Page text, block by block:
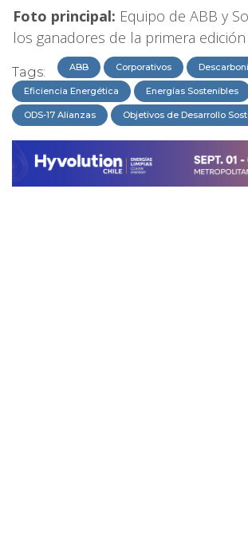
Foto principal: Equipo de ABB y
los ganadores de la primera
Tags: ABB Corporativos
Eficiencia Energética Energías Sostenibles
ODS-17 Alianzas Objetivos de Desarrollo